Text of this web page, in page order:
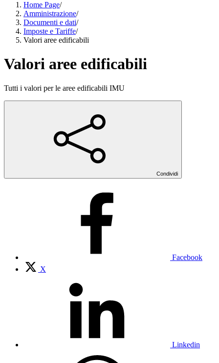
Home Page/
Amministrazione/
Documenti e dati/
Imposte e Tariffe/
Valori aree edificabili
Valori aree edificabili
Tutti i valori per le aree edificabili IMU
Condividi
Facebook
X
Linkedin